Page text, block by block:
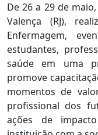
De 26 a 29 de
Valença (RJ),
Enfermagem,
estudantes,
saúde em uma
promove
momentos de
profissional dos
ações de